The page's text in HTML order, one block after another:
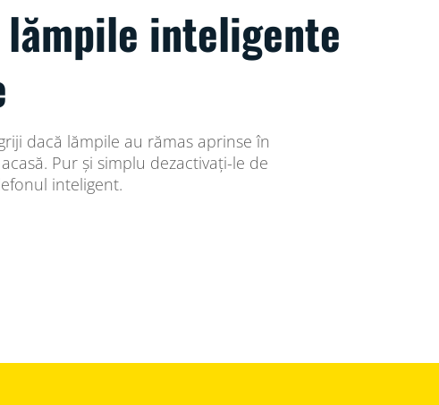
inteligente
dacă lămpile au rămas aprinse în
Pur și simplu dezactivați-le de
inteligent.